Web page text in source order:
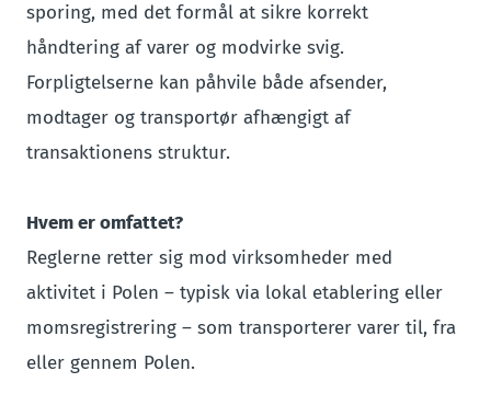
sporing, med det formål at sikre korrekt
håndtering af varer og modvirke svig.
Forpligtelserne kan påhvile både afsender,
modtager og transportør afhængigt af
transaktionens struktur.
Hvem er omfattet?
Reglerne retter sig mod virksomheder med
aktivitet i Polen – typisk via lokal etablering eller
momsregistrering – som transporterer varer til, fra
eller gennem Polen.